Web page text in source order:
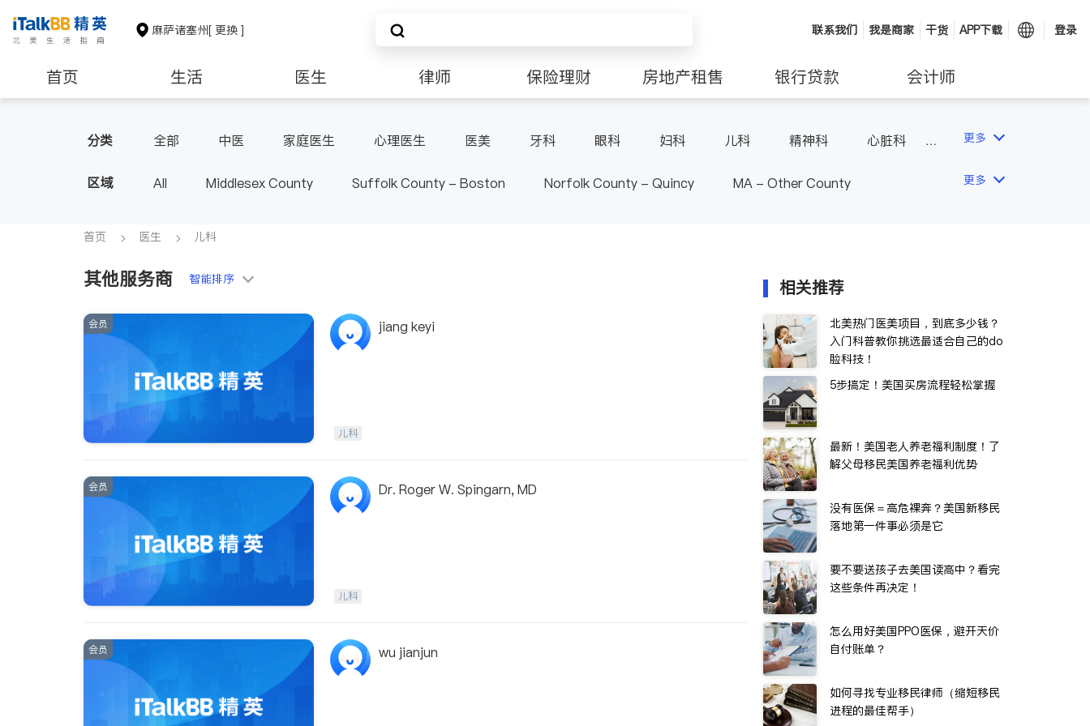
麻萨诸塞州[ 更换 ] 联系我们 我是商家 干货 APP下载 登录
首页 生活 医生 律师 保险理财 房地产租售 银行贷款 会计师
分类 全部 中医 家庭医生 心理医生 医美 牙科 眼科 妇科 儿科 精神科
心脏科
更多
区域 All Middlesex County Suffolk County - Boston Norfolk County - Quincy MA - Other County 更多
首页 医生 儿科
其他服务商 智能排序
会员 jiang keyi
儿科
会员 Dr. Roger W. Spingarn, MD
儿科
会员 wu jianjun
相关推荐
北美热门医美项目，到底多少钱？
入门科普教你挑选最适合自己的do
脸科技！
5步搞定！美国买房流程轻松掌握
最新！美国老人养老福利制度！了
解父母移民美国养老福利优势
没有医保＝高危裸奔？美国新移民
落地第一件事必须是它
要不要送孩子去美国读高中？看完
这些条件再决定！
怎么用好美国PPO医保，避开天价
自付账单？
如何寻找专业移民律师（缩短移民
进程的最佳帮手）